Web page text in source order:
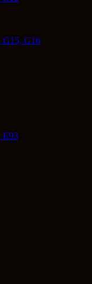
G15, G16
E93